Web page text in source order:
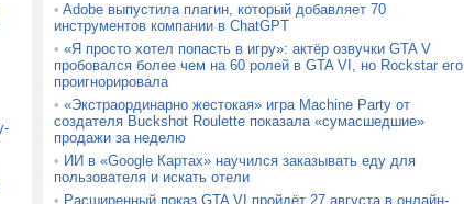
• Adobe выпустила плагин, который добавляет 70
инструментов компании в ChatGPT
• «Я просто хотел попасть в игру»: актёр озвучки GTA V
пробовался более чем на 60 ролей в GTA VI, но Rockstar его
проигнорировала
• «Экстраординарно жестокая» игра Machine Party от
создателя Buckshot Roulette показала «сумасшедшие»
продажи за неделю
• ИИ в «Google Картах» научился заказывать еду для
пользователя и искать отели
• Расширенный показ GTA VI пройдёт 27 августа в онлайн-